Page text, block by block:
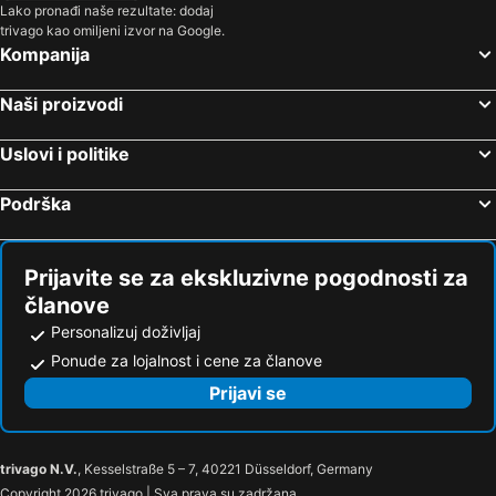
Nojzidl am Ze, Burgenland Hoteli
Sopron, Zapadno Podunavlje Hoteli
Grac, Stirija Hoteli
Filah, Koruška Hoteli
Hermagor Preseger Zee, Koruška Hoteli
Lako pronađi naše rezultate: dodaj
trivago kao omiljeni izvor na Google.
Kompanija
Naši proizvodi
Uslovi i politike
Podrška
Prijavite se za ekskluzivne pogodnosti za
članove
Personalizuj doživljaj
Ponude za lojalnost i cene za članove
Prijavi se
trivago N.V., Kesselstraße 5 – 7, 40221 Düsseldorf, Germany